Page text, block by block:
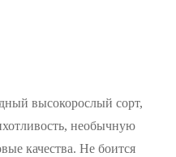
высокорослый сорт,
необычную
качества. Не боится